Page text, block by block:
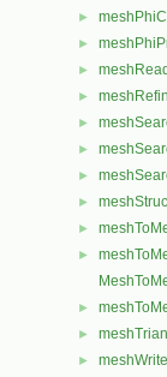
►
►
►
►
►
►
►
►
►
►
►
►
►